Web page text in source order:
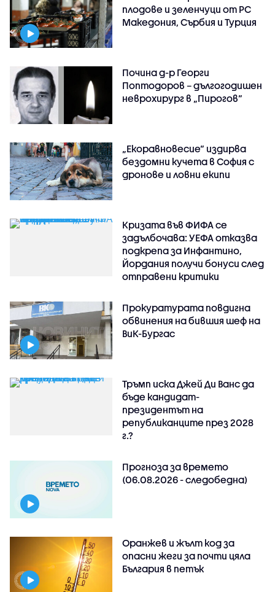
плодове и зеленчуци от РС
Македония, Сърбия и Турция
Почина д-р Георги
Поптодоров – дългогодишен
неврохирург в „Пирогов“
„Екоравновесие“ издирва
бездомни кучета в София с
дронове и ловни екипи
Кризата във ФИФА се
задълбочава: УЕФА отказва
подкрепа за Инфантино,
Йордания получи бонуси след
отправени критики
Прокуратурата повдигна
обвинения на бившия шеф на
ВиК-Бургас
Тръмп иска Джей Ди Ванс да
бъде кандидат-
президентът на
републиканците през 2028
г.?
Прогноза за времето
(06.08.2026 - следобедна)
Оранжев и жълт код за
опасни жеги за почти цяла
България в петък